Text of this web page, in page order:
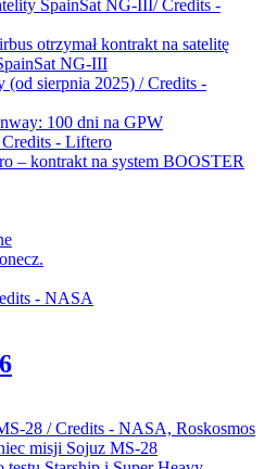
otrzymał kontrakt na satelitę
NG-III
100 dni na GPW
– kontrakt na system BOOSTER
misji Sojuz MS-28